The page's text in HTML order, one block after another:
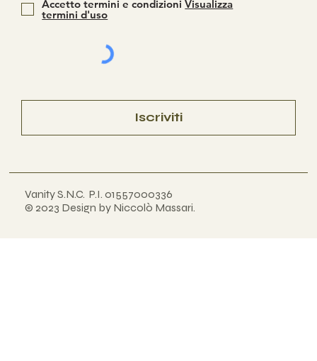
Iscriviti
Accetto termini e condizioni Visualizza
termini d'uso
Vanity S.N.C. P.I. 01557000336
© 2023 Design by Niccolò Massari.